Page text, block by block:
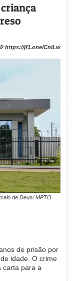
https://jf1.one/CniLw
de Deus/ MPTO
de prisão por
idade. O crime
carta para a